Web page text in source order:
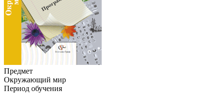
Предмет
Окружающий мир
Период обучения